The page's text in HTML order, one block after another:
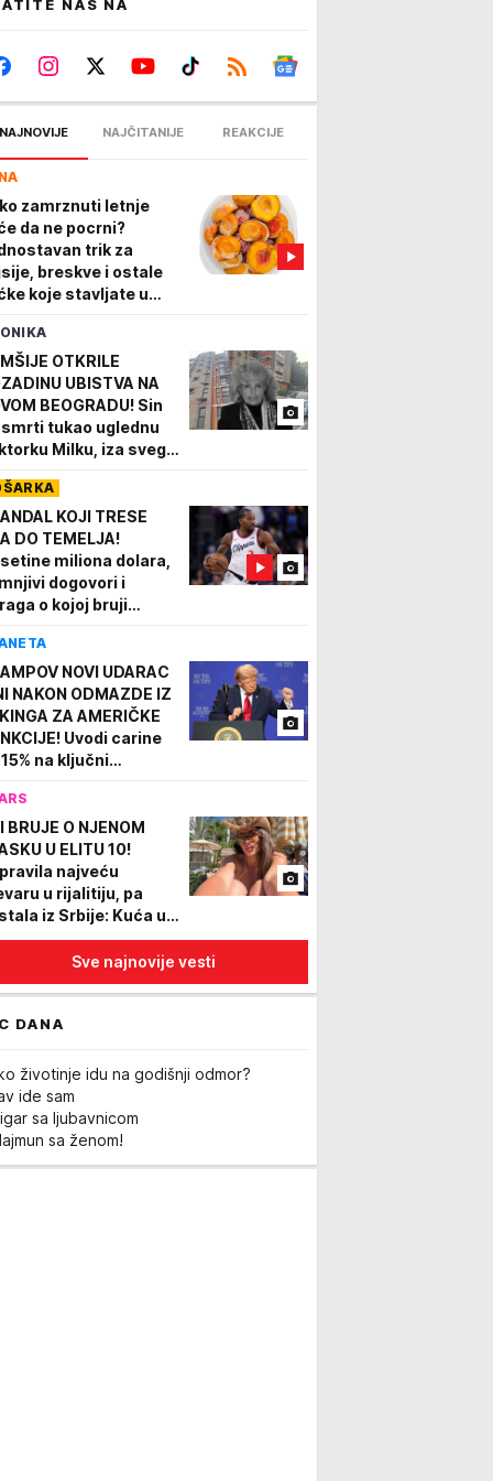
NAS NA
NAJNOVIJE NAJČITANIJE REAKCIJE
zamrznuti letnje
da ne pocrni?
trik za
breskve i ostale
koje stavljate u
OTKRILE
UBISTVA NA
BEOGRADU! Sin
smrti tukao uglednu
Milku, iza svega
GODINAMA
KOJI TRESE
DO TEMELJA!
miliona dolara,
dogovori i
o kojoj bruji
NOVI UDARAC
NAKON ODMAZDE IZ
ZA AMERIČKE
Uvodi carine
na ključni
odmah stigao
BRUJE O NJENOM
U ELITU 10!
najveću
u rijalitiju, pa
iz Srbije: Kuća u
je živela napuštena,
pričaju o ovom
Sve najnovije vesti
DANA
životinje idu na godišnji odmor?
ide sam
sa ljubavnicom
sa ženom!